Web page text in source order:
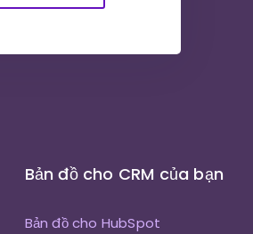
Bản đồ cho CRM của bạn
Bản đồ cho HubSpot